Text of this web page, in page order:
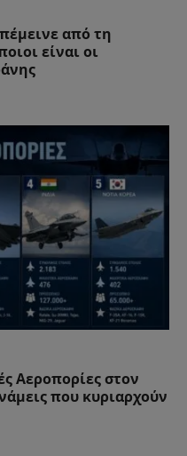
από τη
είναι οι
Αεροπορίες στον
που κυριαρχούν